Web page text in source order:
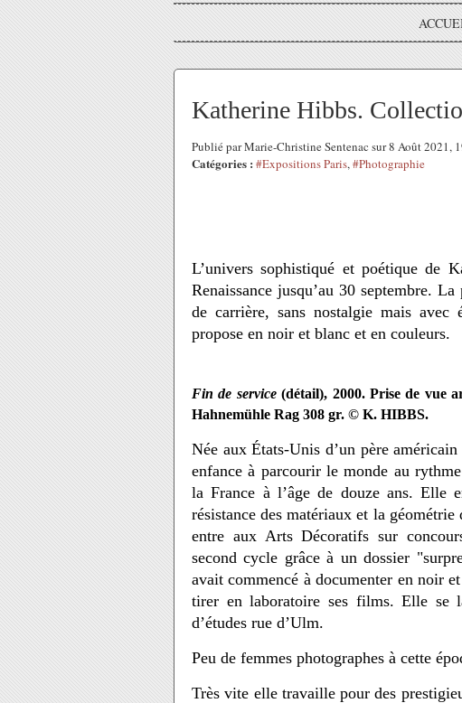
Katherine Hibbs.
Publié par Marie-Christine Sentenac sur 8 Août 2021,
Catégories : #Expositions Paris,#Photographie
L’univers sophistiqué et poétique de
Renaissance jusqu’au 30 septembre.
de carrière, sans nostalgie mais
propose en noir et blanc et en couleurs.
Fin de service(détail), 2000. Prise de vue
Hahnemühle Rag 308 gr. © K. HIBBS.
Née aux États-Unis d’un père
enfance à parcourir le monde au
la France à l’âge de douze ans. Elle
résistance des matériaux et la géométrie
entre aux Arts Décoratifs sur
second cycle grâce à un dossier
avait commencé à documenter en noir
tirer en laboratoire ses films. Elle se
d’études rue d’Ulm.
Peu de femmes photographes à cette
Très vite elle travaille pour des